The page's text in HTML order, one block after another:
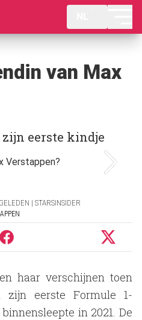
van Max
zijn eerste kindje
| STARSINSIDER
haar verschijnen toen
zijn eerste Formule 1-
in 2021. De